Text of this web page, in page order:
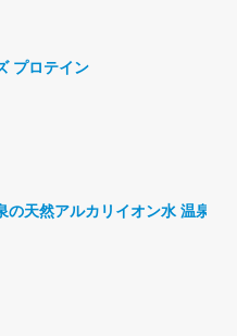
プロテイン
の天然アルカリイオン水 温泉水